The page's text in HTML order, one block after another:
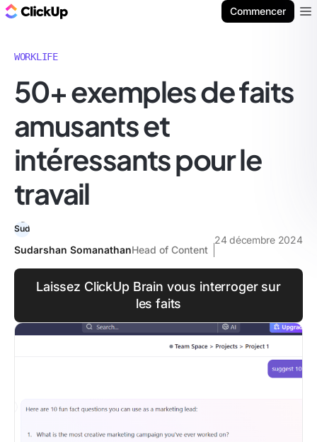
Commencer
WORKLIFE
50+ exemples de faits
amusants et
intéressants pour le
travail
Sudarshan SomanathanHead of Content
24 décembre 2024
Laissez ClickUp Brain vous interroger sur
les faits